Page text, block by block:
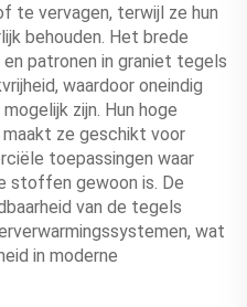
te vervagen, terwijl ze hun
behouden. Het brede
en patronen in graniet tegels
waardoor oneindig
zijn. Hun hoge
ze geschikt voor
toepassingen waar
stoffen gewoon is. De
van de tegels
wat
in moderne